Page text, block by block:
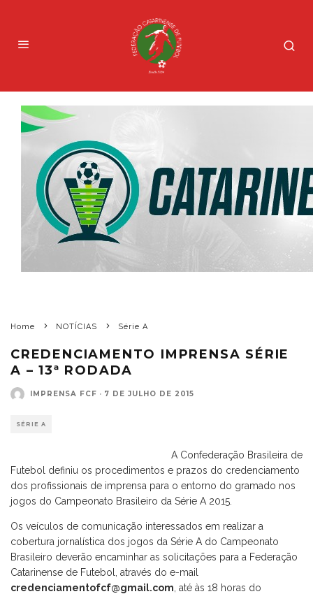
Home NOTÍCIAS Série A
CREDENCIAMENTO IMPRENSA SÉRIE
A – 13ª RODADA
IMPRENSA FCF · 7 DE JULHO DE 2015
SÉRIE A
A Confederação Brasileira de
Futebol definiu os procedimentos e prazos do credenciamento
dos profissionais de imprensa para o entorno do gramado nos
jogos do Campeonato Brasileiro da Série A 2015.
Os veículos de comunicação interessados em realizar a
cobertura jornalística dos jogos da Série A do Campeonato
Brasileiro deverão encaminhar as solicitações para a Federação
Catarinense de Futebol, através do e-mail
credenciamentofcf@gmail.com , até às 18 horas do